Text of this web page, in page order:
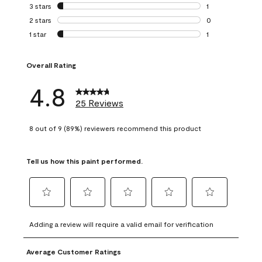
0 reviews with 4
3 stars stars
1
1 review with 3
2 stars stars
0
0 reviews with 2
1 star stars
1
Overall Rating
4.8 25 Reviews
8 out of 9 (89%) reviewers recommend this product
Tell us how this paint performed.
to
rate
the
item
to
rate
the
to
rate
the
item
to
rate
to
rate
Adding a review will require a valid email for verification
Average Customer Ratings